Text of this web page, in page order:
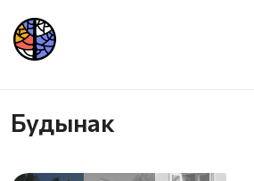
Будынак